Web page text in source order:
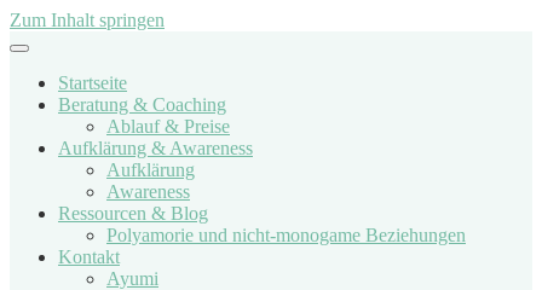
Zum Inhalt springen
Startseite
Beratung & Coaching
Ablauf & Preise
Aufklärung & Awareness
Aufklärung
Awareness
Ressourcen & Blog
Polyamorie und nicht-monogame Beziehungen
Kontakt
Ayumi